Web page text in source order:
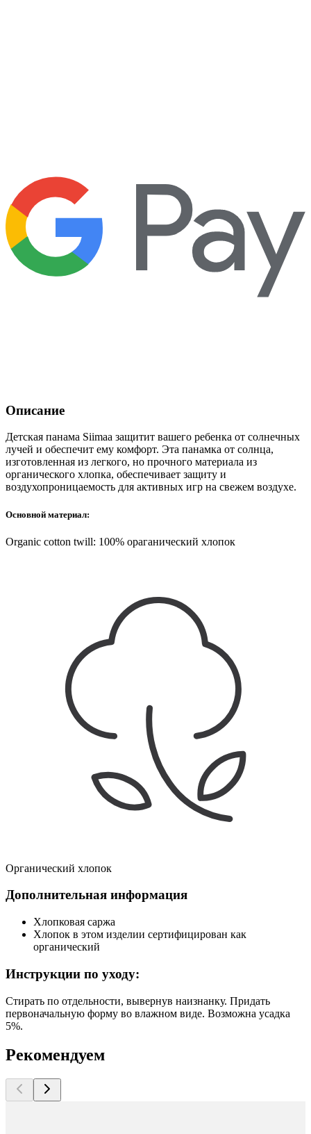
Описание
Детская панама Siimaa защитит вашего ребенка от солнечных
лучей и обеспечит ему комфорт. Эта панамка от солнца,
изготовленная из легкого, но прочного материала из
органического хлопка, обеспечивает защиту и
воздухопроницаемость для активных игр на свежем воздухе.
Основной материал:
Organic cotton twill: 100% ораганический хлопок
Органический хлопок
Дополнительная информация
Хлопковая саржа
Хлопок в этом изделии сертифицирован как
органический
Инструкции по уходу:
Стирать по отдельности, вывернув наизнанку. Придать
первоначальную форму вo влажном виде. Возможна усадка
5%.
Рекомендуем